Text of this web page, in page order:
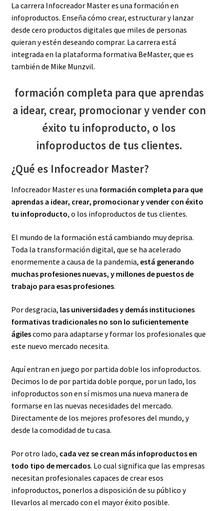
La carrera Infocreador Master es una formación en
infoproductos. Enseña cómo crear, estructurar y lanzar
desde cero productos digitales que miles de personas
quieran y estén deseando comprar. La carrera está
integrada en la plataforma formativa BeMaster, que es
también de Mike Munzvil.
formación completa para que aprendas
a idear, crear, promocionar y vender con
éxito tu infoproducto, o los
infoproductos de tus clientes.
¿Qué es Infocreador Master?
Infocreador Master es una formación completa para que
aprendas a idear, crear, promocionar y vender con éxito
tu infoproducto, o los infoproductos de tus clientes.
El mundo de la formación está cambiando muy deprisa.
Toda la transformación digital, que se ha acelerado
enormemente a causa de la pandemia, está generando
muchas profesiones nuevas, y millones de puestos de
trabajo para esas profesiones.
Por desgracia, las universidades y demás instituciones
formativas tradicionales no son lo suficientemente
ágilescomo para adaptarse y formar los profesionales que
este nuevo mercado necesita.
Aquí entran en juego por partida doble los infoproductos.
Decimos lo de por partida doble porque, por un lado, los
infoproductos son en sí mismos una nueva manera de
formarse en las nuevas necesidades del mercado.
Directamente de los mejores profesores del mundo, y
desde la comodidad de tu casa.
Por otro lado, cada vez se crean más infoproductos en
todo tipo de mercados. Lo cual significa que las empresas
necesitan profesionales capaces de crear esos
infoproductos, ponerlos a disposición de su público y
llevarlos al mercado con el mayor éxito posible.